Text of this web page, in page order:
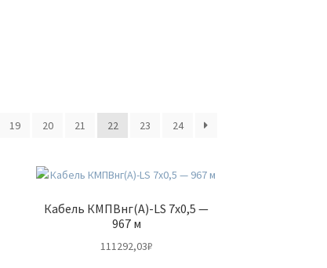
19 20 21 22 23 24
Кабель КМПВнг(А)-LS 7х0,5 —
967 м
111292,03₽